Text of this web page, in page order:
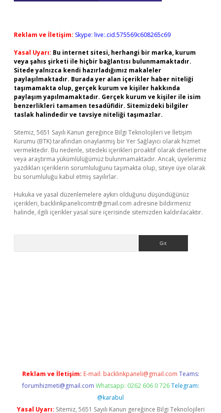
Reklam ve İletişim: Skype: live:.cid.575569c608265c69
Yasal Uyarı: Bu internet sitesi, herhangi bir marka, kurum
veya şahıs şirketi ile hiçbir bağlantısı bulunmamaktadır.
Sitede yalnızca kendi hazırladığımız makaleler
paylaşılmaktadır. Burada yer alan içerikler haber niteliği
taşımamakta olup, gerçek kurum ve kişiler hakkında
paylaşım yapılmamaktadır. Gerçek kurum ve kişiler ile isim
benzerlikleri tamamen tesadüfidir. Sitemizdeki bilgiler
taslak halindedir ve tavsiye niteliği taşımazlar.
Sitemiz, 5651 Sayılı Kanun gereğince Bilgi Teknolojileri ve İletişim
Kurumu (BTK) tarafından onaylanmış bir Yer Sağlayıcı olarak hizmet
vermektedir. Bu nedenle, sitedeki içerikleri proaktif olarak denetleme
veya araştırma yükümlülüğümüz bulunmamaktadır. Ancak, üyelerimiz
yazdıkları içeriklerin sorumluluğunu taşımakta olup, siteye üye olarak
bu sorumluluğu kabul etmiş sayılırlar.
Hukuka ve yasal düzenlemelere aykırı olduğunu düşündüğünüz
içerikleri, backlinkpanelicomtr@gmail.com adresine bildirmeniz
halinde, ilgili içerikler yasal süre içerisinde sitemizden kaldırılacaktır.
Reklam ve İletişim: E-mail: backlinkpaneli@gmail.com Teams:
forumhizmeti@gmail.com Whatsapp: 0262 606 0 726 Telegram:
@karabul
Yasal Uyarı: Sitemiz, 5651 Sayılı Kanun gereğince Bilgi Teknolojileri